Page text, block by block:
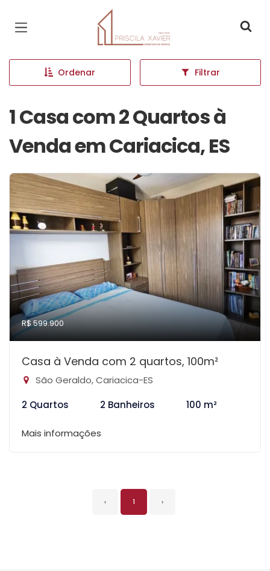
Página inicial
Ordenar Filtrar
1 Casa com 2 Quartos à
Venda em Cariacica, ES
R$ 599.900
Casa à Venda com 2 quartos, 100m²
São Geraldo, Cariacica-ES
2 Quartos
2 Banheiros 100 m²
Mais informações
‹ 1 ›